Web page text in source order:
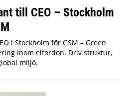
till CEO – Stockholm
i Stockholm för GSM – Green
inom elfordon. Driv struktur,
miljö.